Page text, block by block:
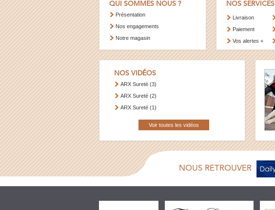
QUI SOMMES NOUS ?
Présentation
Nos engagements
Notre magasin
NOS SERVICES
Livraison
Paiement
Vos alertes +
NOS VIDÉOS
ARX Sureté (3)
ARX Sureté (2)
ARX Sureté (1)
Voir toutes les vidéos
NOUS RETROUVER